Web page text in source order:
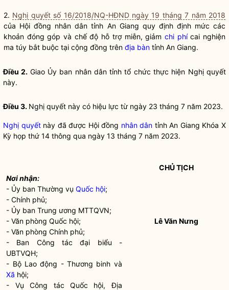
2. Nghị quyết số 16/2018/NQ-HĐND ngày 19 tháng 7 năm 2018
của Hội đồng nhân dân tỉnh An Giang quy định định mức các
khoản đóng góp và chế độ hỗ trợ miễn, giảm chi phí cai nghiện
ma túy bắt buộc tại cộng đồng trên địa bàn tỉnh An Giang.
Điều 2. Giao Ủy ban nhân dântỉnh tổ chức thực hiện Nghị quyết
này.
Điều 3. Nghị quyết này có hiệu lực từ ngày 23 tháng 7 năm 2023.
Nghị quyếtnày đã được Hội đồng nhân dân tỉnh An Giang Khóa X
Kỳ họp thứ 14 thông qua ngày 13 tháng 7 năm 2023.
Nơi nhận:
- Ủy ban Thường vụQuốc hội;
- Chính phủ;
- Ủy ban Trung ương MTTQVN;
- Văn phòngQuốc hội;
- Văn phòng Chính phủ;
- Ban Công tác đại biểu -
UBTVQH;
- Bộ Lao động - Thương binh và
Xã hội;
- VụCông tác Quốc hội, Địa
CHỦ TỊCH
Lê Văn Nưng